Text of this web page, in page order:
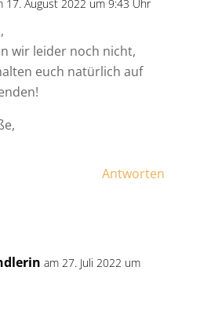
17. August 2022 um 9:43 Uhr
wir leider noch nicht,
euch natürlich auf
Antworten
am 27. Juli 2022 um